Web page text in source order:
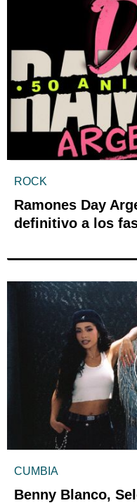
ROCK
Ramones Day
definitivo a los
CUMBIA
Benny Blanco,